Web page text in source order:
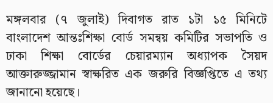
মঙ্গলবার (৭ জুলাই) দিবাগত রাত ১টা ১৫ মিনিটে
বাংলাদেশ আন্তঃশিক্ষা বোর্ড সমন্বয় কমিটির সভাপতি ও
ঢাকা শিক্ষা বোর্ডের চেয়ারম্যান অধ্যাপক সৈয়দ
আক্তারুজ্জামান স্বাক্ষরিত এক জরুরি বিজ্ঞপ্তিতে এ তথ্য
জানানো হয়েছে।